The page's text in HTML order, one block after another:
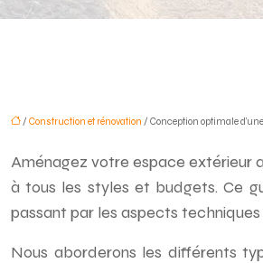
/ Construction et rénovation / Conception optimale
Aménagez votre espace extérieur
à tous les styles et budgets. Ce
passant par les aspects
Nous aborderons les différents